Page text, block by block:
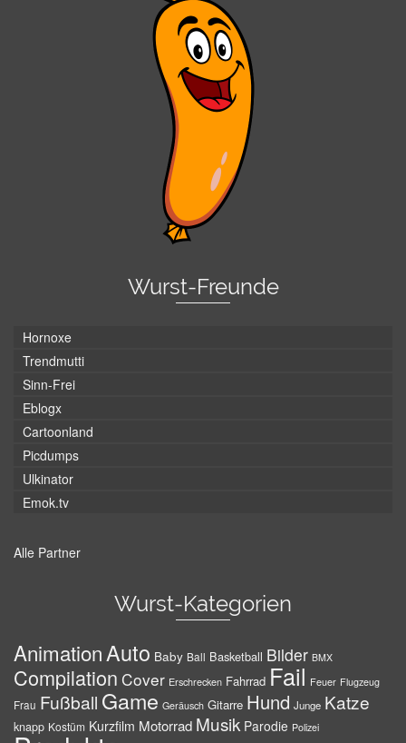
Wurst-Freunde
Hornoxe
Trendmutti
Sinn-Frei
Eblogx
Cartoonland
Picdumps
Ulkinator
Emok.tv
Alle Partner
Wurst-Kategorien
AnimationAuto Baby Ball Basketball Bilder BMX
Compilation Cover Erschrecken Fahrrad Fail Feuer Flugzeug
Frau Fußball Game Geräusch Gitarre Hund Junge Katze
knapp Kostüm Kurzfilm Motorrad Musik Parodie Polizei